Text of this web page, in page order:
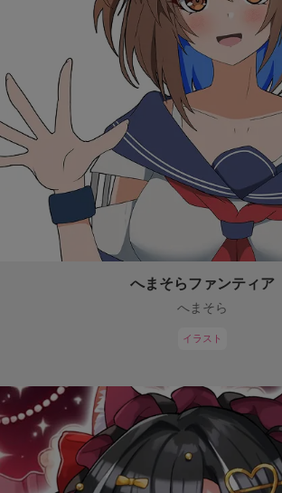
へまそらファンティア
へまそら
イラスト